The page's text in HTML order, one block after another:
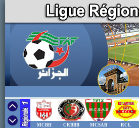
MCBH CRBBB MCSAB RCL